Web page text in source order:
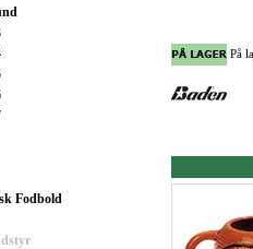
Fodbold
På